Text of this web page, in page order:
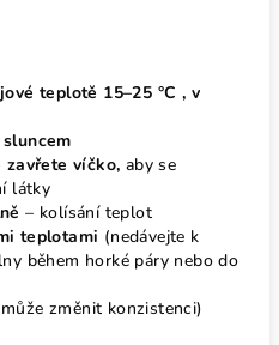
teplotě 15–25 °C , v
zavřete víčko, aby se
látky
– kolísání teplot
teplotami (nedávejte k
během horké páry nebo do
změnit konzistenci)